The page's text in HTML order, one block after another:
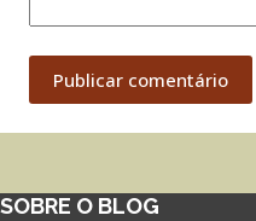
Publicar comentário
SOBRE O BLOG